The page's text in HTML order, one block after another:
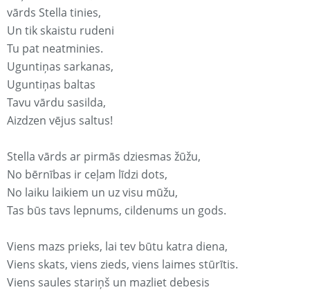
vārds Stella tinies,
Un tik skaistu rudeni
Tu pat neatminies.
Uguntiņas sarkanas,
Uguntiņas baltas
Tavu vārdu sasilda,
Aizdzen vējus saltus!
Stella vārds ar pirmās dziesmas žūžu,
No bērnības ir ceļam līdzi dots,
No laiku laikiem un uz visu mūžu,
Tas būs tavs lepnums, cildenums un gods.
Viens mazs prieks, lai tev būtu katra diena,
Viens skats, viens zieds, viens laimes stūrītis.
Viens saules stariņš un mazliet debesis